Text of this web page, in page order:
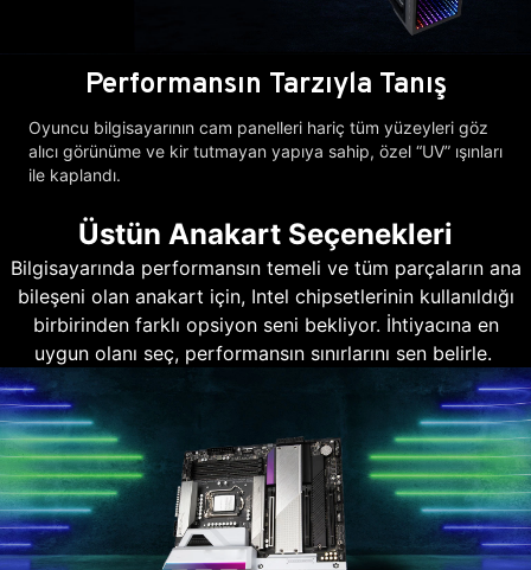
Performansın Tarzıyla Tanış
Oyuncu bilgisayarının cam panelleri hariç tüm yüzeyleri göz
alıcı görünüme ve kir tutmayan yapıya sahip, özel “UV” ışınları
ile kaplandı.
Üstün Anakart Seçenekleri
Bilgisayarında performansın temeli ve tüm parçaların ana
bileşeni olan anakart için, Intel chipsetlerinin kullanıldığı
birbirinden farklı opsiyon seni bekliyor. İhtiyacına en
uygun olanı seç, performansın sınırlarını sen belirle.